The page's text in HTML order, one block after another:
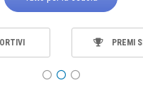
PREMI